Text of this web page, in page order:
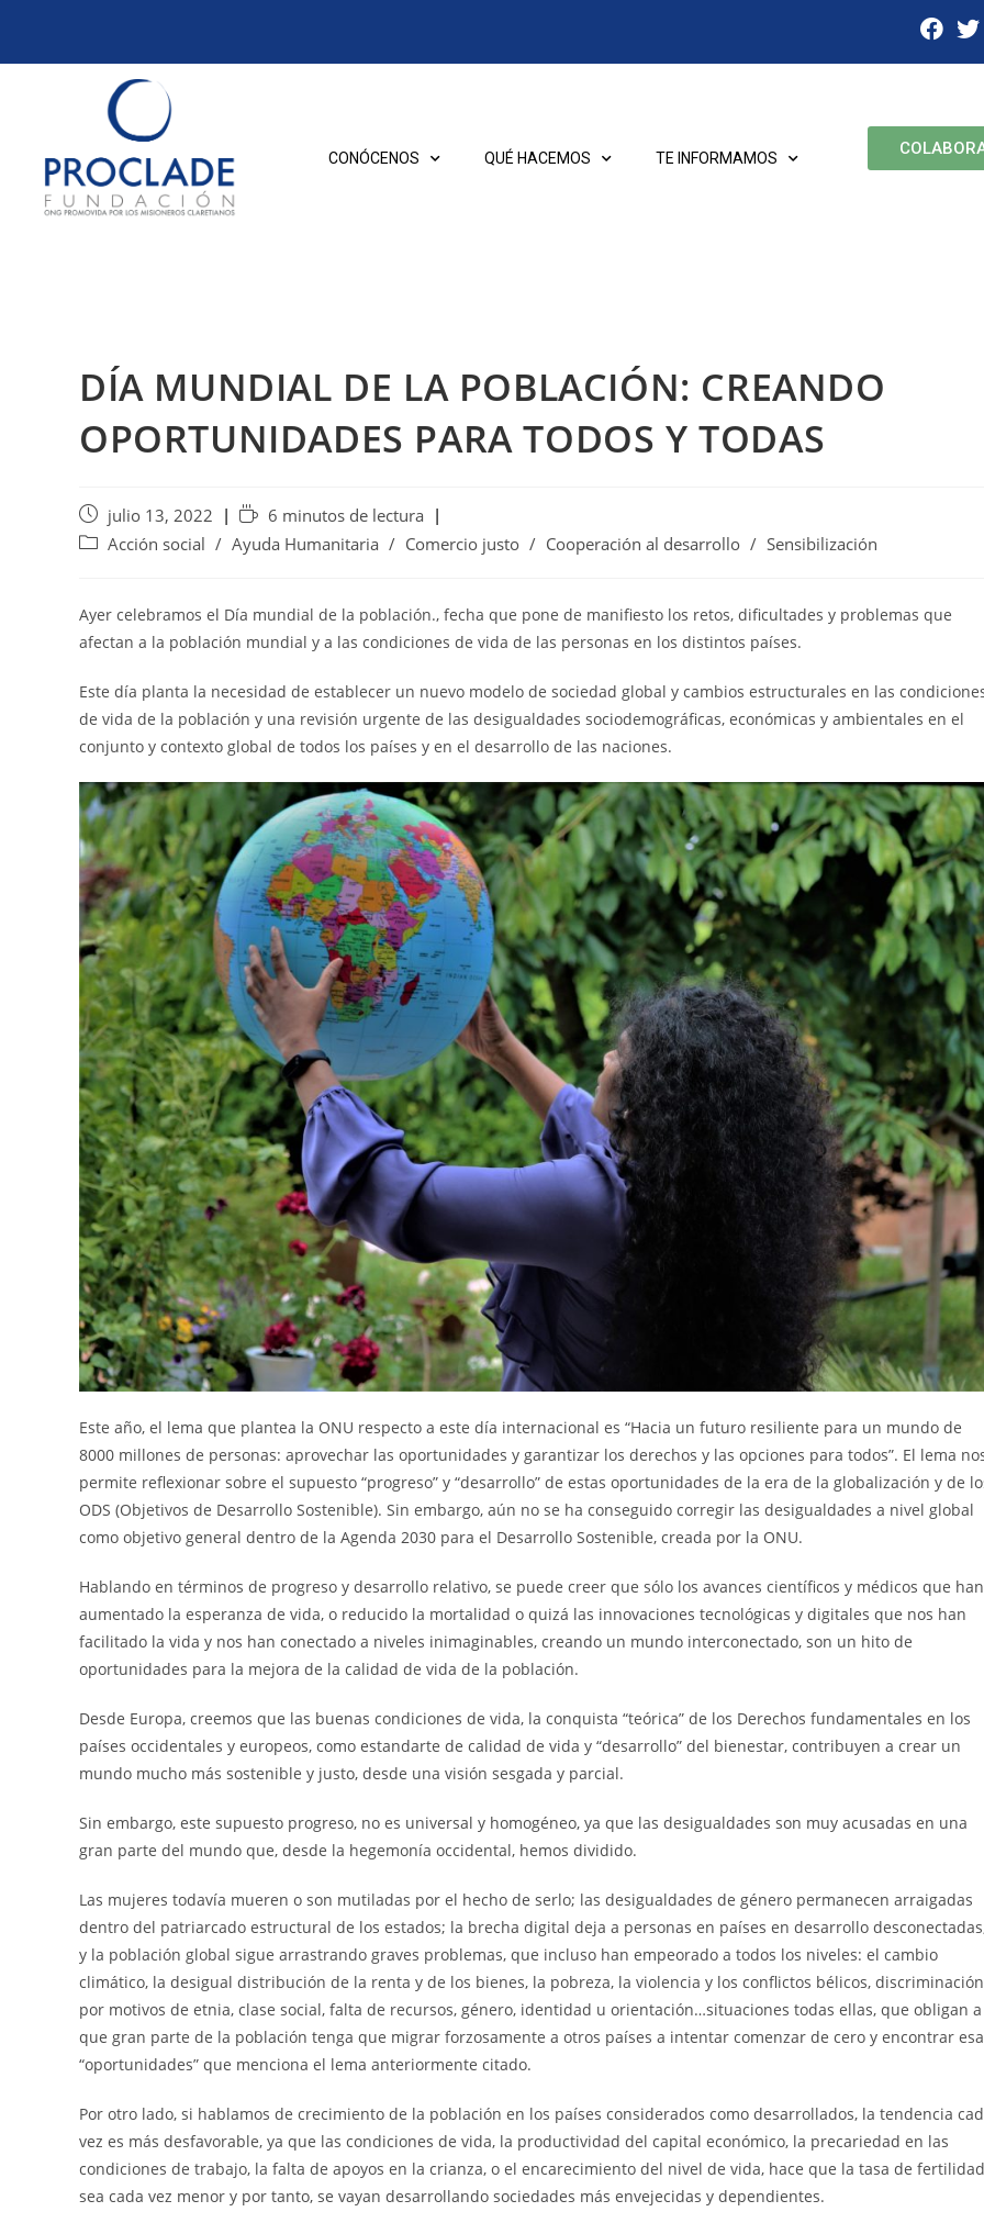
CONÓCENOS QUÉ HACEMOS TE INFORMAMOS
DÍA MUNDIAL DE LA POBLACIÓN: CREANDO
OPORTUNIDADES PARA TODOS Y TODAS
julio 13, 2022
6 minutos de lectura
Acción social / Ayuda Humanitaria / Comercio justo / Cooperación al desarrollo / Sensibilización
Ayer celebramos el Día mundial de la población., fecha que pone de manifiesto los retos, dificultades y problemas que
afectan a la población mundial y a las condiciones de vida de las personas en los distintos países.
Este día planta la necesidad de establecer un nuevo modelo de sociedad global y cambios estructurales en las
de vida de la población y una revisión urgente de las desigualdades sociodemográficas, económicas y ambientales en el
conjunto y contexto global de todos los países y en el desarrollo de las naciones.
Este año, el lema que plantea la ONU respecto a este día internacional es “Hacia un futuro resiliente para un mundo de
8000 millones de personas: aprovechar las oportunidades y garantizar los derechos y las opciones para todos”. El lema
permite reflexionar sobre el supuesto “progreso” y “desarrollo” de estas oportunidades de la era de la globalización y de
ODS (Objetivos de Desarrollo Sostenible). Sin embargo, aún no se ha conseguido corregir las desigualdades a nivel global
como objetivo general dentro de la Agenda 2030 para el Desarrollo Sostenible, creada por la ONU.
Hablando en términos de progreso y desarrollo relativo, se puede creer que sólo los avances científicos y médicos que han
aumentado la esperanza de vida, o reducido la mortalidad o quizá las innovaciones tecnológicas y digitales que nos han
facilitado la vida y nos han conectado a niveles inimaginables, creando un mundo interconectado, son un hito de
oportunidades para la mejora de la calidad de vida de la población.
Desde Europa, creemos que las buenas condiciones de vida, la conquista “teórica” de los Derechos fundamentales en los
países occidentales y europeos, como estandarte de calidad de vida y “desarrollo” del bienestar, contribuyen a crear un
mundo mucho más sostenible y justo, desde una visión sesgada y parcial.
Sin embargo, este supuesto progreso, no es universal y homogéneo, ya que las desigualdades son muy acusadas en una
gran parte del mundo que, desde la hegemonía occidental, hemos dividido.
Las mujeres todavía mueren o son mutiladas por el hecho de serlo; las desigualdades de género permanecen arraigadas
dentro del patriarcado estructural de los estados; la brecha digital deja a personas en países en desarrollo
y la población global sigue arrastrando graves problemas, que incluso han empeorado a todos los niveles: el cambio
climático, la desigual distribución de la renta y de los bienes, la pobreza, la violencia y los conflictos bélicos, discriminación
por motivos de etnia, clase social, falta de recursos, género, identidad u orientación…situaciones todas ellas, que obligan a
que gran parte de la población tenga que migrar forzosamente a otros países a intentar comenzar de cero y encontrar
“oportunidades” que menciona el lema anteriormente citado.
Por otro lado, si hablamos de crecimiento de la población en los países considerados como desarrollados, la tendencia
vez es más desfavorable, ya que las condiciones de vida, la productividad del capital económico, la precariedad en las
condiciones de trabajo, la falta de apoyos en la crianza, o el encarecimiento del nivel de vida, hace que la tasa de fertilidad
sea cada vez menor y por tanto, se vayan desarrollando sociedades más envejecidas y dependientes.